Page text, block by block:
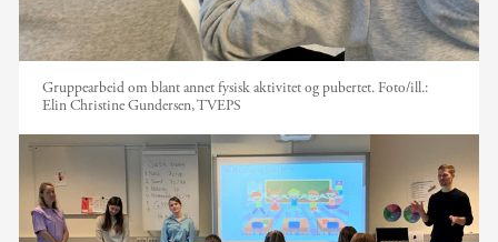
Gruppearbeid om blant annet fysisk aktivitet og pubertet. Foto/ill.:
Elin Christine Gundersen, TVEPS